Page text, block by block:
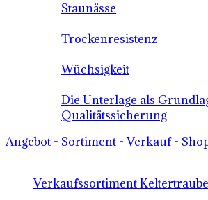
Staunässe
Trockenresistenz
Wüchsigkeit
Die Unterlage als
Qualitätssicherung
Angebot - Sortiment - Verkauf -
Verkaufssortiment